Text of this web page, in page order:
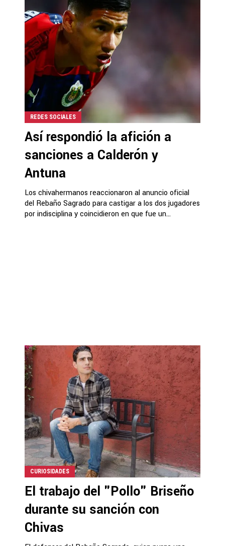
REDES SOCIALES
Así respondió la afición a
sanciones a Calderón y
Antuna
Los chivahermanos reaccionaron al anuncio oficial
del Rebaño Sagrado para castigar a los dos jugadores
por indisciplina y coincidieron en que fue un...
CURIOSIDADES
El trabajo del "Pollo" Briseño
durante su sanción con
Chivas